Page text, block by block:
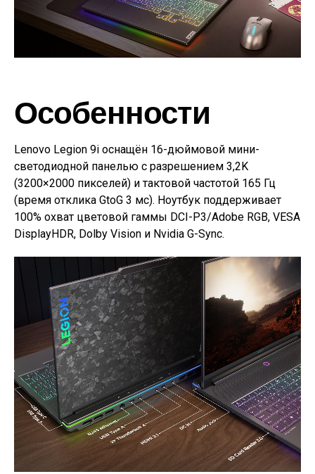
Особенности
Lenovo Legion 9i оснащён 16-дюймовой мини-
светодиодной панелью с разрешением 3,2K
(3200×2000 пикселей) и тактовой частотой 165 Гц
(время отклика GtoG 3 мс). Ноутбук поддерживает
100% охват цветовой гаммы DCI-P3/Adobe RGB, VESA
DisplayHDR, Dolby Vision и Nvidia G-Sync.